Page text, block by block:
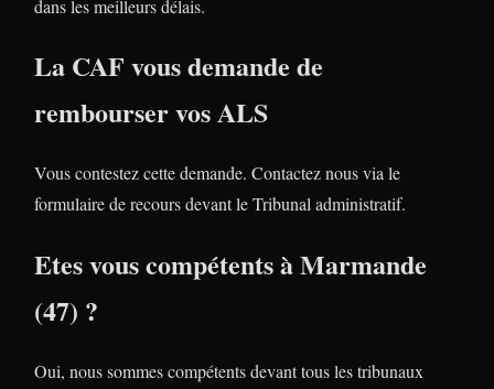
dans les meilleurs délais.
La CAF vous demande de
rembourser vos ALS
Vous contestez cette demande. Contactez nous via le
formulaire de recours devant le Tribunal administratif.
Etes vous compétents à Marmande
(47) ?
Oui, nous sommes compétents devant tous les tribunaux